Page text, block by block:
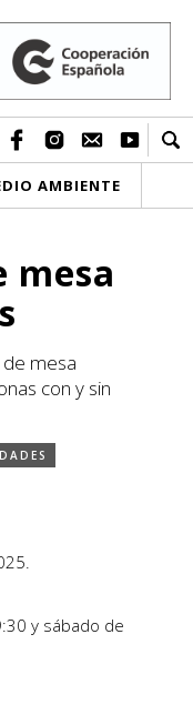
AMBIENTE
mesa
mesa
con y sin
y sábado de